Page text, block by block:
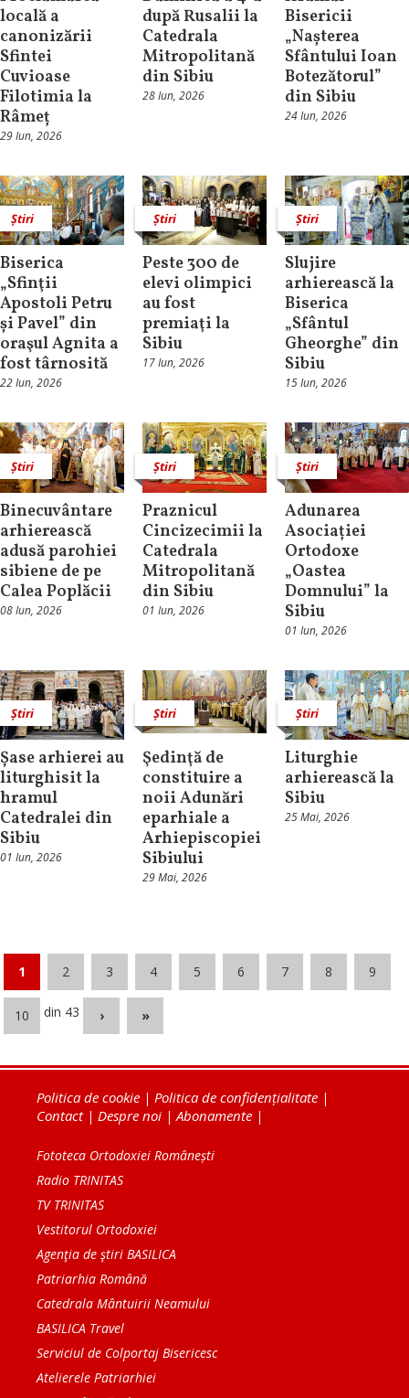
locală a
canonizării
Sfintei
Cuvioase
Filotimia la
Râmeț
29 Iun, 2026
după Rusalii la
Catedrala
Mitropolitană
din Sibiu
28 Iun, 2026
Bisericii
„Nașterea
Sfântului Ioan
Botezătorul”
din Sibiu
24 Iun, 2026
Știri
Biserica
„Sfinţii
Apostoli Petru
și Pavel” din
oraşul Agnita a
fost târnosită
22 Iun, 2026
Știri
Peste 300 de
elevi olimpici
au fost
premiaţi la
Sibiu
17 Iun, 2026
Știri
Slujire
arhierească la
Biserica
„Sfântul
Gheorghe” din
Sibiu
15 Iun, 2026
Știri
Binecuvântare
arhierească
adusă parohiei
sibiene de pe
Calea Poplăcii
08 Iun, 2026
Știri
Praznicul
Cincizecimii la
Catedrala
Mitropolitană
din Sibiu
01 Iun, 2026
Știri
Adunarea
Asociației
Ortodoxe
„Oastea
Domnului” la
Sibiu
01 Iun, 2026
Știri
Șase arhierei au
liturghisit la
hramul
Catedralei din
Sibiu
01 Iun, 2026
Știri
Şedinţă de
constituire a
noii Adunări
eparhiale a
Arhiepiscopiei
Sibiului
29 Mai, 2026
Știri
Liturghie
arhierească la
Sibiu
25 Mai, 2026
1 2 3 4 5 6 7 8 9
10 din 43 › »
Politica de cookie | Politica de confidențialitate |
Contact| Despre noi |Abonamente |
Fototeca Ortodoxiei Românești
Radio TRINITAS
TV TRINITAS
Vestitorul Ortodoxiei
Agenţia de ştiri BASILICA
Patriarhia Română
Catedrala Mântuirii Neamului
BASILICA Travel
Serviciul de Colportaj Bisericesc
Atelierele Patriarhiei